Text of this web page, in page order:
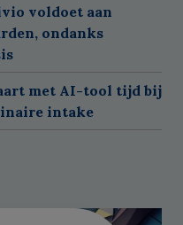
voldoet aan
ondanks
met AI-tool tijd bij
intake